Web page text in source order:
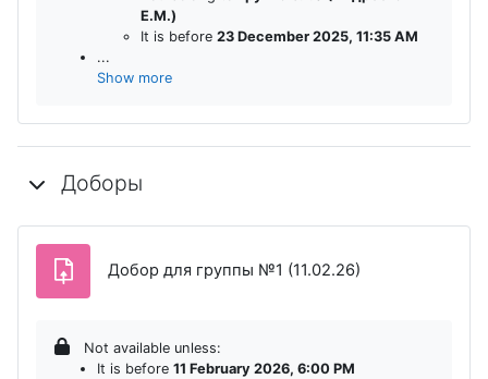
Е.М.)
It is before 23 December 2025, 11:35 AM
...
Show more
Доборы
Добор для группы №1 (11.02.26)
Not available unless:
It is before 11 February 2026, 6:00 PM